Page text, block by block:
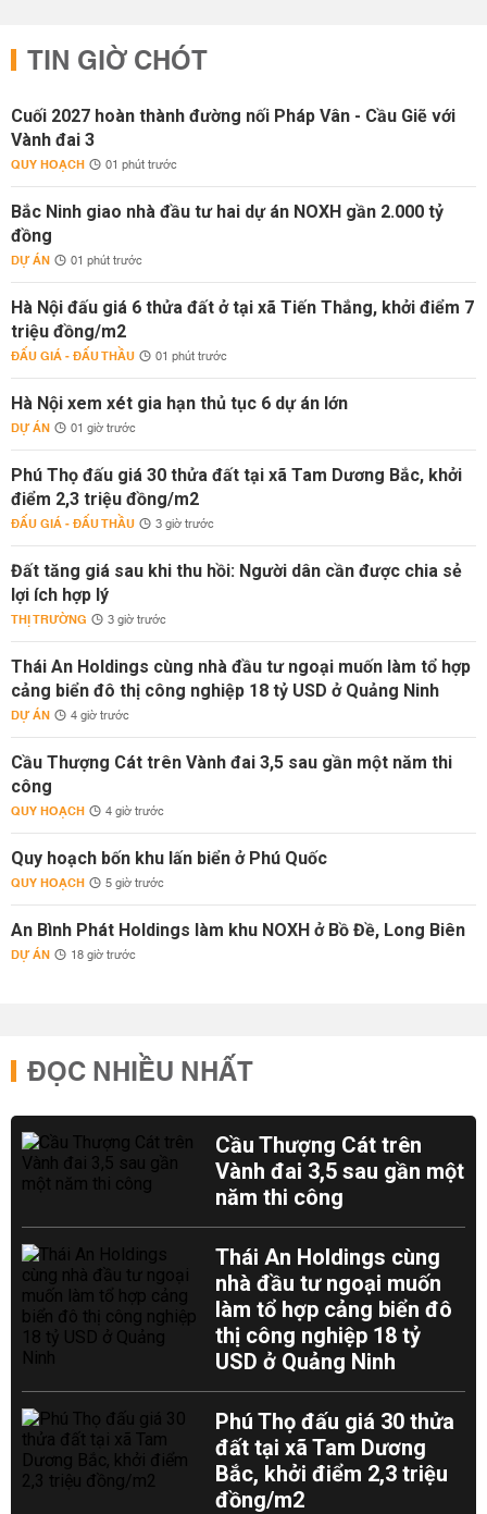
TIN GIỜ CHÓT
Cuối 2027 hoàn thành đường nối Pháp Vân - Cầu Giẽ với
Vành đai 3
QUY HOẠCH 01 phút trước
Bắc Ninh giao nhà đầu tư hai dự án NOXH gần 2.000 tỷ
đồng
DỰ ÁN 01 phút trước
Hà Nội đấu giá 6 thửa đất ở tại xã Tiến Thắng, khởi điểm 7
triệu đồng/m2
ĐẤU GIÁ - ĐẤU THẦU 01 phút trước
Hà Nội xem xét gia hạn thủ tục 6 dự án lớn
DỰ ÁN 01 giờ trước
Phú Thọ đấu giá 30 thửa đất tại xã Tam Dương Bắc, khởi
điểm 2,3 triệu đồng/m2
ĐẤU GIÁ - ĐẤU THẦU 3 giờ trước
Đất tăng giá sau khi thu hồi: Người dân cần được chia sẻ
lợi ích hợp lý
THỊ TRƯỜNG 3 giờ trước
Thái An Holdings cùng nhà đầu tư ngoại muốn làm tổ hợp
cảng biển đô thị công nghiệp 18 tỷ USD ở Quảng Ninh
DỰ ÁN 4 giờ trước
Cầu Thượng Cát trên Vành đai 3,5 sau gần một năm thi
công
QUY HOẠCH 4 giờ trước
Quy hoạch bốn khu lấn biển ở Phú Quốc
QUY HOẠCH 5 giờ trước
An Bình Phát Holdings làm khu NOXH ở Bồ Đề, Long Biên
DỰ ÁN 18 giờ trước
ĐỌC NHIỀU NHẤT
Cầu Thượng Cát trên
Vành đai 3,5 sau gần một
năm thi công
Thái An Holdings cùng
nhà đầu tư ngoại muốn
làm tổ hợp cảng biển đô
thị công nghiệp 18 tỷ
USD ở Quảng Ninh
Phú Thọ đấu giá 30 thửa
đất tại xã Tam Dương
Bắc, khởi điểm 2,3 triệu
đồng/m2